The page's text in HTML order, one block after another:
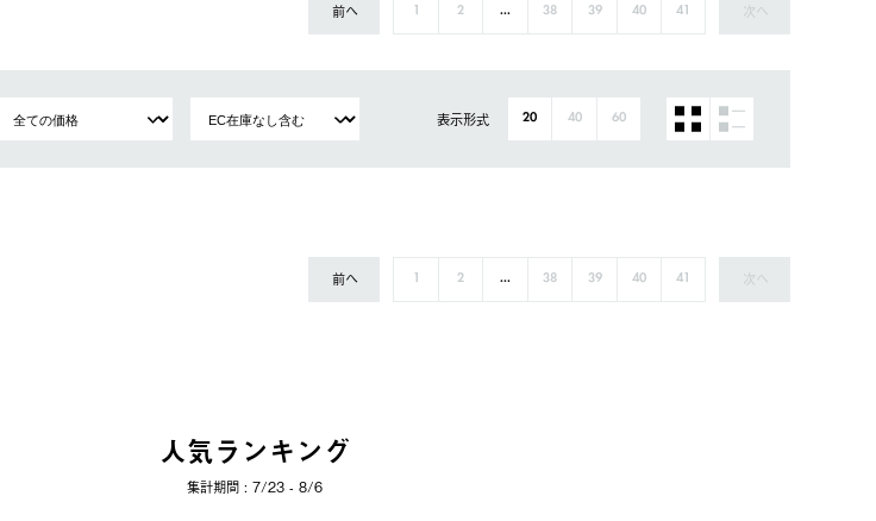
前へ 1 2 ... 38 39 40 41 次へ
表示形式 20 40 60
前へ 1 2 ... 38 39 40 41 次へ
人気ランキング
集計期間 : 7/23 - 8/6